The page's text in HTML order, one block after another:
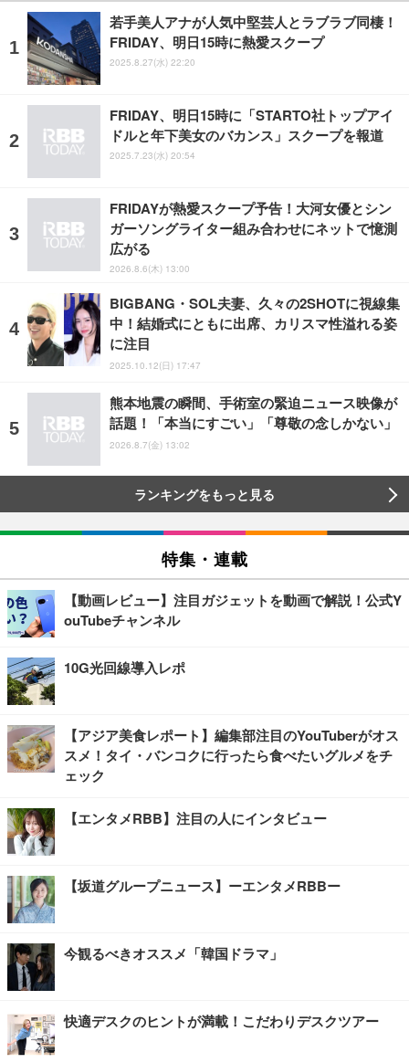
若手美人アナが人気中堅芸人とラブラブ同棲！
FRIDAY、明日15時に熱愛スクープ
2025.8.27(水) 22:20
FRIDAY、明日15時に「STARTO社トップアイ
ドルと年下美女のバカンス」スクープを報道
2025.7.23(水) 20:54
FRIDAYが熱愛スクープ予告！大河女優とシン
ガーソングライター組み合わせにネットで憶測
広がる
2026.8.6(木) 13:00
BIGBANG・SOL夫妻、久々の2SHOTに視線集
中！結婚式にともに出席、カリスマ性溢れる姿
に注目
2025.10.12(日) 17:47
熊本地震の瞬間、手術室の緊迫ニュース映像が
話題！「本当にすごい」「尊敬の念しかない」
2026.8.7(金) 13:02
ランキングをもっと見る
特集・連載
【動画レビュー】注目ガジェットを動画で解説！公式Y
ouTubeチャンネル
10G光回線導入レポ
【アジア美食レポート】編集部注目のYouTuberがオス
スメ！タイ・バンコクに行ったら食べたいグルメをチ
ェック
【エンタメRBB】注目の人にインタビュー
【坂道グループニュース】ーエンタメRBBー
今観るべきオススメ「韓国ドラマ」
快適デスクのヒントが満載！こだわりデスクツアー